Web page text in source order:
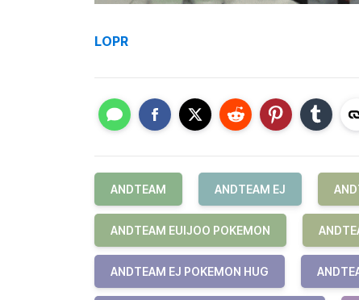
LOPR
ANDTEAM ANDTEAM EJ
ANDTEAM EUIJOO POKEMON
ANDTEAM EJ POKEMON HUG